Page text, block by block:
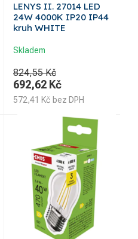
LENYS II. 27014 LED
24W 4000K IP20 IP44
kruh WHITE
Skladem
824,55 Kč
692,62 Kč
572,41 Kč bez DPH